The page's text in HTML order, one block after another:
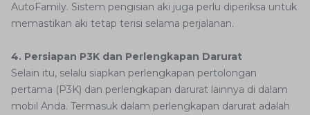
AutoFamily. Sistem pengisian aki juga perlu diperiksa untuk
memastikan aki tetap terisi selama perjalanan.
4. Persiapan P3K dan Perlengkapan Darurat
Selain itu, selalu siapkan perlengkapan pertolongan
pertama (P3K) dan perlengkapan darurat lainnya di dalam
mobil Anda. Termasuk dalam perlengkapan darurat adalah